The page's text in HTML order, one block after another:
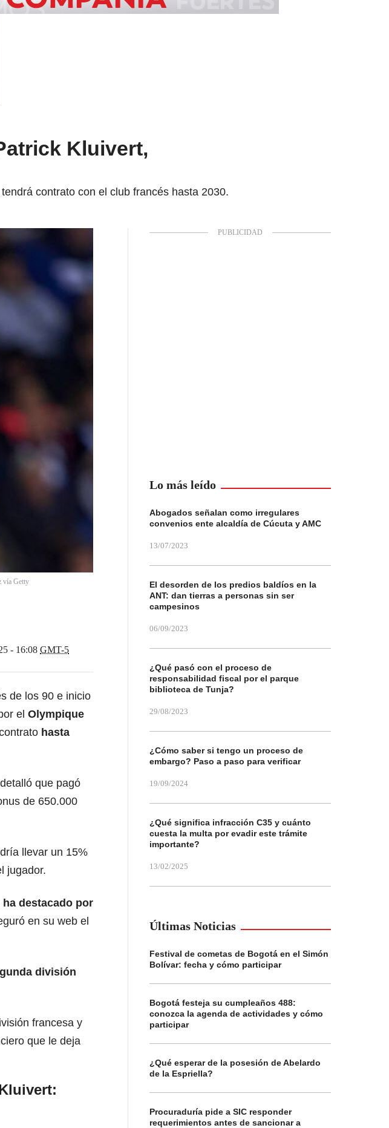
Kluivert,
contrato con el club francés hasta 2030.
vía Getty
- 16:08 GMT-5
de los 90 e inicio
el Olympique
hasta
que pagó
de 650.000
llevar un 15%
jugador.
ha destacado por
en su web el
división
francesa y
que le deja
Lo más leído
Abogados señalan como irregulares
convenios ente alcaldía de Cúcuta y AMC
13/07/2023
El desorden de los predios baldíos en la
ANT: dan tierras a personas sin ser
campesinos
06/09/2023
¿Qué pasó con el proceso de
responsabilidad fiscal por el parque
biblioteca de Tunja?
29/08/2023
¿Cómo saber si tengo un proceso de
embargo? Paso a paso para verificar
19/09/2024
¿Qué significa infracción C35 y cuánto
cuesta la multa por evadir este trámite
importante?
13/02/2025
Últimas Noticias
Festival de cometas de Bogotá en el Simón
Bolívar: fecha y cómo participar
Bogotá festeja su cumpleaños 488:
conozca la agenda de actividades y cómo
participar
¿Qué esperar de la posesión de Abelardo
de la Espriella?
Procuraduría pide a SIC responder
requerimientos antes de sancionar a